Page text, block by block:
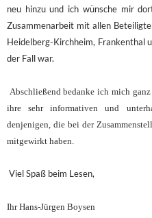
neu hinzu und ich wünsche mir
Zusammenarbeit mit allen
Heidelberg-Kirchheim, Frankenthal
der Fall war.
Abschließend bedanke ich mich
ihre sehr informativen und
denjenigen, die bei der
mitgewirkt haben.
Viel Spaß beim Lesen,
Ihr Hans-Jürgen Boysen